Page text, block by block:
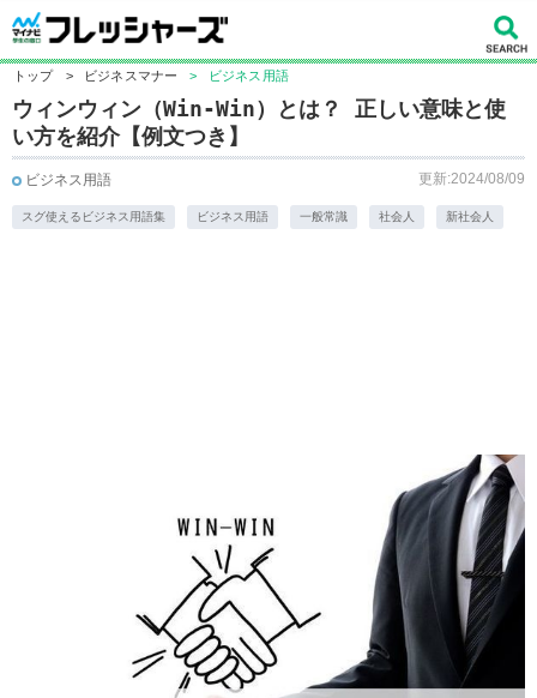
トップ > ビジネスマナー > ビジネス用語
ウィンウィン（Win-Win）とは？ 正しい意味と使
い方を紹介【例文つき】
ビジネス用語 更新:2024/08/09
スグ使えるビジネス用語集 ビジネス用語 一般常識 社会人 新社会人